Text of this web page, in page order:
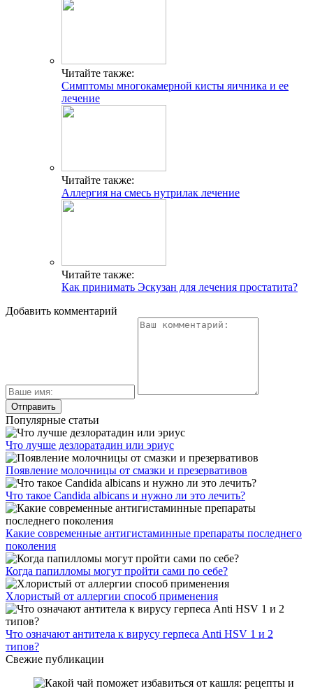
Читайте также:
Симптомы многокамерной кисты яичника и ее
лечение
Читайте также:
Аллергия на смесь нутрилак лечение
Читайте также:
Как принимать Эскузан для лечения простатита?
Добавить комментарий
Популярные статьи
Что лучше дезлоратадин или эриус
Появление молочницы от смазки и презервативов
Что такое Candida albicans и нужно ли это лечить?
Какие современные антигистаминные препараты последнего
поколения
Когда папилломы могут пройти сами по себе?
Хлористый от аллергии способ применения
Что означают антитела к вирусу герпеса Anti HSV 1 и 2
типов?
Свежие публикации